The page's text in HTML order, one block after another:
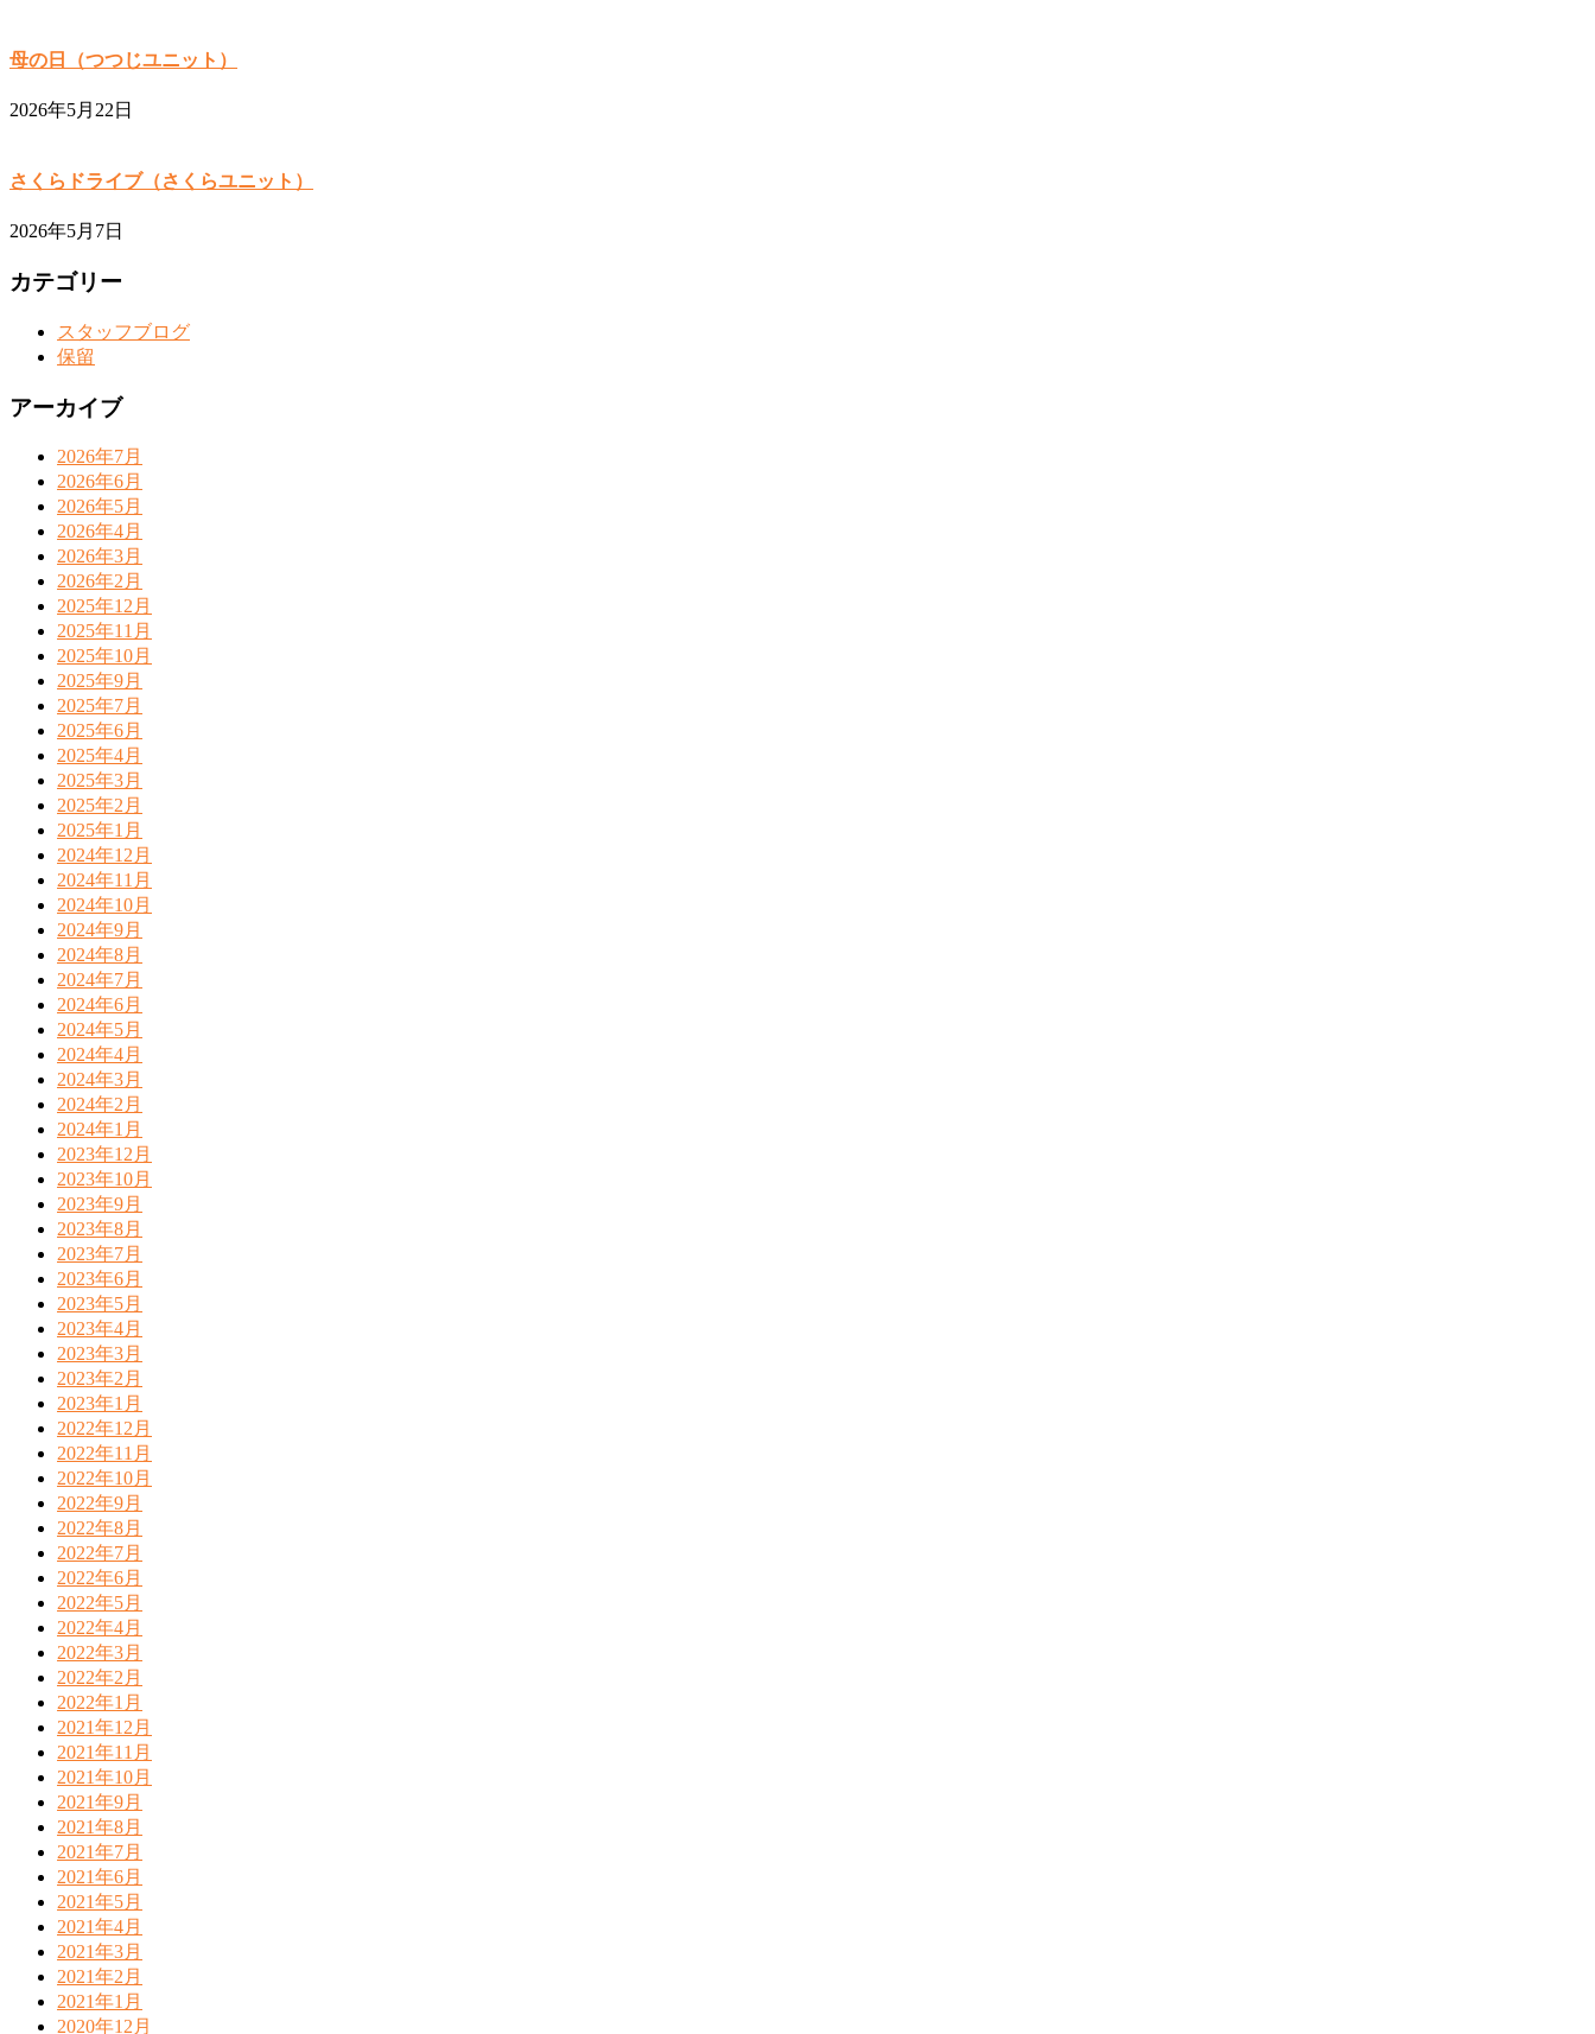
母の日（つつじユニット）
2026年5月22日
さくらドライブ（さくらユニット）
2026年5月7日
カテゴリー
スタッフブログ
保留
アーカイブ
2026年7月
2026年6月
2026年5月
2026年4月
2026年3月
2026年2月
2025年12月
2025年11月
2025年10月
2025年9月
2025年7月
2025年6月
2025年4月
2025年3月
2025年2月
2025年1月
2024年12月
2024年11月
2024年10月
2024年9月
2024年8月
2024年7月
2024年6月
2024年5月
2024年4月
2024年3月
2024年2月
2024年1月
2023年12月
2023年10月
2023年9月
2023年8月
2023年7月
2023年6月
2023年5月
2023年4月
2023年3月
2023年2月
2023年1月
2022年12月
2022年11月
2022年10月
2022年9月
2022年8月
2022年7月
2022年6月
2022年5月
2022年4月
2022年3月
2022年2月
2022年1月
2021年12月
2021年11月
2021年10月
2021年9月
2021年8月
2021年7月
2021年6月
2021年5月
2021年4月
2021年3月
2021年2月
2021年1月
2020年12月